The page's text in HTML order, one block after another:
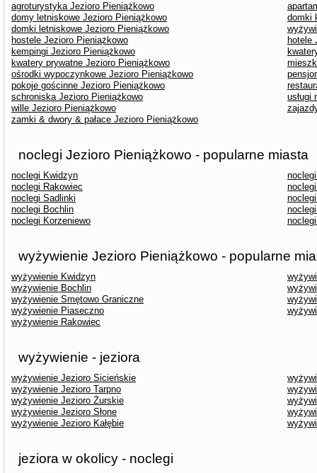
agroturystyka Jezioro Pieniążkowo
domy letniskowe Jezioro Pieniążkowo
domki
domki letniskowe Jezioro Pieniążkowo
hostele Jezioro Pieniążkowo
hotele
kempingi Jezioro Pieniążkowo
kwatery prywatne Jezioro Pieniążkowo
ośrodki wypoczynkowe Jezioro Pieniążkowo
pokoje gościnne Jezioro Pieniążkowo
schroniska Jezioro Pieniążkowo
usługi
wille Jezioro Pieniążkowo
zamki & dwory & pałace Jezioro Pieniążkowo
noclegi Jezioro Pieniążkowo - popularne miasta
noclegi Kwidzyn
noclegi Rakowiec
noclegi Sadlinki
noclegi Bochlin
noclegi Korzeniewo
wyżywienie Jezioro Pieniążkowo - popularne
wyżywienie Kwidzyn
wyżywienie Bochlin
wyżywienie Smętowo Graniczne
wyżywienie Piaseczno
wyżywienie Rakowiec
wyżywienie - jeziora
wyżywienie Jezioro Sicieńskie
wyżywienie Jezioro Tarpno
wyżywienie Jezioro Żurskie
wyżywienie Jezioro Słone
wyżywienie Jezioro Kałębie
jeziora w okolicy - noclegi